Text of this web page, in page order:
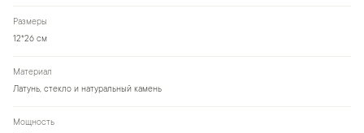
Размеры
12*26 см
Материал
Латунь, стекло и натуральный камень
Мощность